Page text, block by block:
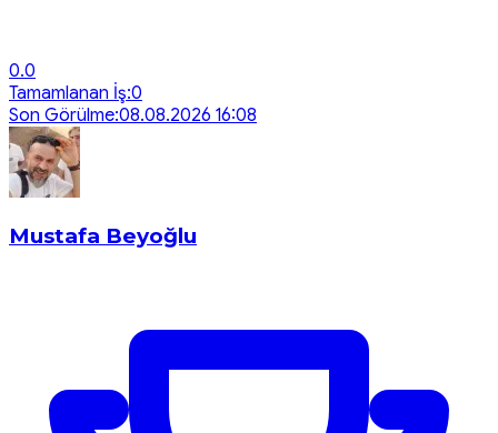
0.0
Tamamlanan İş:0
Son Görülme:08.08.2026 16:08
Mustafa Beyoğlu